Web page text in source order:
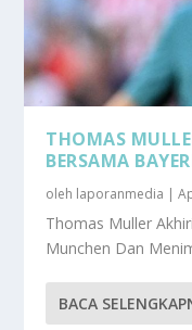
THOMAS
BERSAMA
oleh laporanmedia |
Thomas Muller
Munchen Dan
BACA